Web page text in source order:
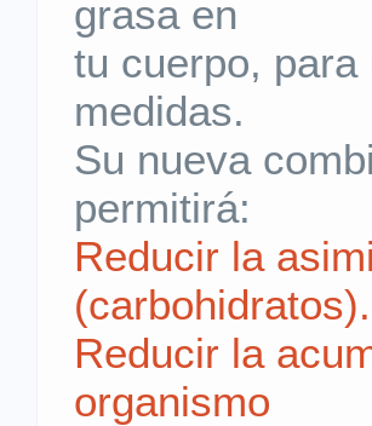
grasa en
tu cuerpo,
medidas.
Su nueva
permitirá:
Reducir la
(carbohidratos).
Reducir la
organismo